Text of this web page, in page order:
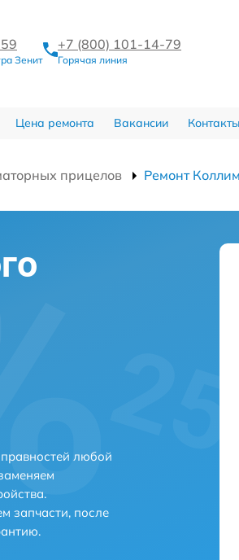
Зенит
+7 (800) 101-14-79
Горячая линия
Цена ремонта Вакансии Контакты
прицелов Ремонт
любой
запчасти, после